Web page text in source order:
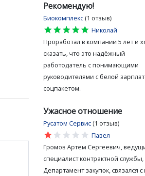
Рекомендую!
Биокомплекс (1 отзыв)
star
star
star
star
star
Николай
Проработал в компании 5 лет и
сказать, что это надёжный
работодатель с понимающими
руководителями с белой
соцпакетом.
Ужасное отношение
Русатом Сервис (1 отзыв)
star
star
star
star
star
Павел
Громов Артем Сергеевич,
специалист контрактной службы,
Департамент закупок, связался